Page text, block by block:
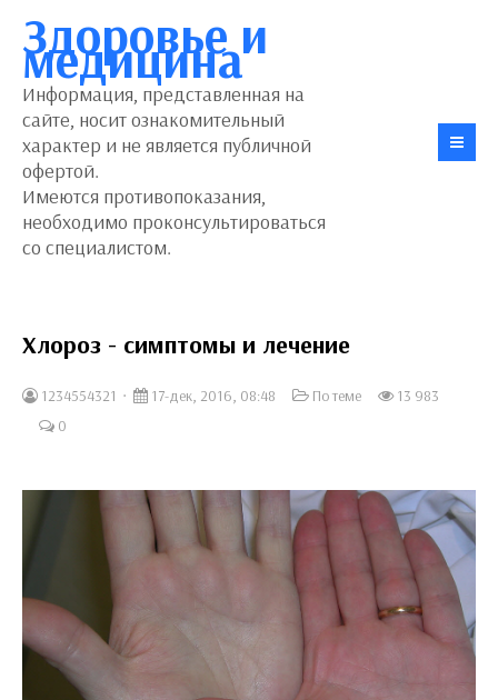
Здоровье и
медицина
Информация, представленная на
сайте, носит ознакомительный
характер и не является публичной
офертой.
Имеются противопоказания,
необходимо проконсультироваться
со специалистом.
Хлороз - симптомы и лечение
1234554321 17-дек, 2016, 08:48 По теме
13 983
0